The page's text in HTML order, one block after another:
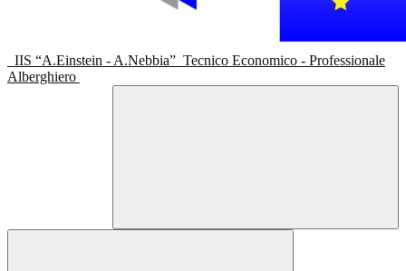
IIS “A.Einstein - A.Nebbia” Tecnico Economico - Professionale
Alberghiero